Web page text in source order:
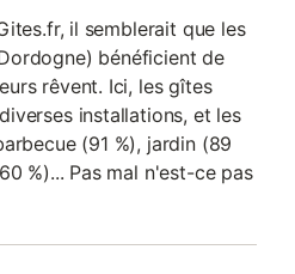
il semblerait que les
bénéficient de
rêvent. Ici, les gîtes
installations, et les
(91 %), jardin (89
%)... Pas mal n'est-ce pas